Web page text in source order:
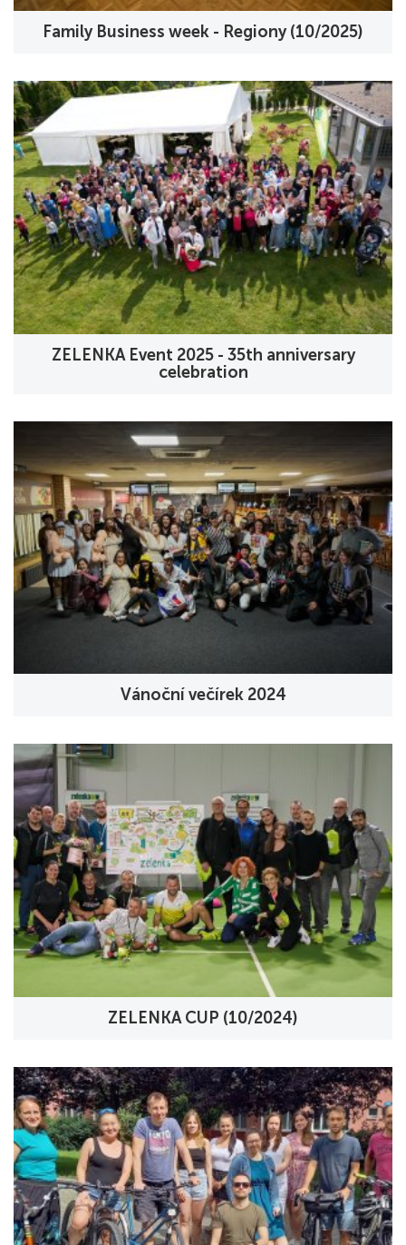
Family Business week - Regiony (10/2025)
ZELENKA Event 2025 - 35th anniversary
celebration
Vánoční večírek 2024
ZELENKA CUP (10/2024)